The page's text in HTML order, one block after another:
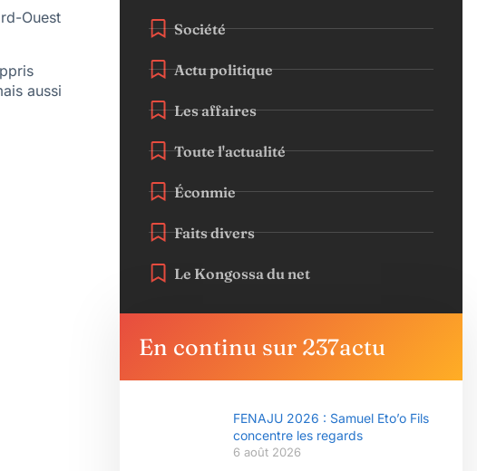
Ouest
aussi
Société
Actu politique
Les affaires
Toute l'actualité
Éconmie
Faits divers
Le Kongossa du net
En continu sur 237actu
FENAJU 2026 : Samuel Eto’o Fils
concentre les regards
6 août 2026